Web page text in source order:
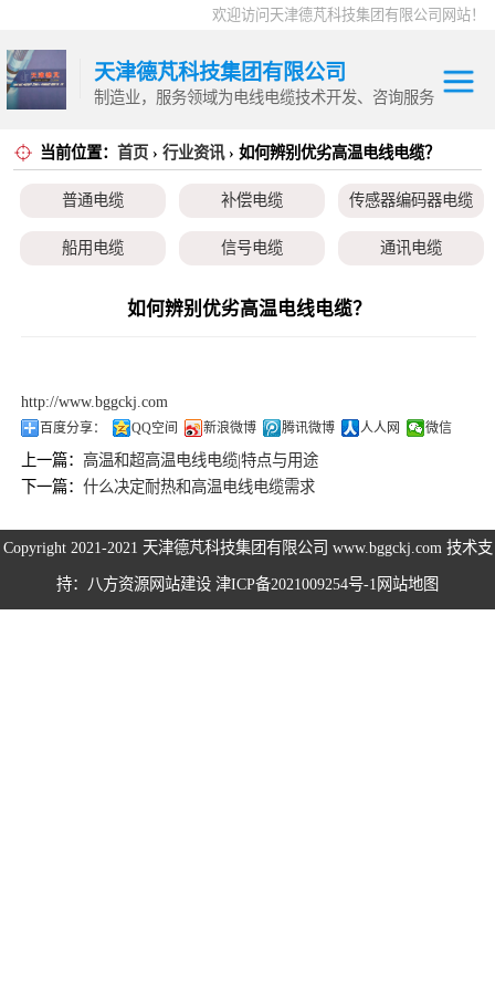
欢迎访问天津德芃科技集团有限公司网站！
天津德芃科技集团有限公司
制造业，服务领域为电线电缆技术开发、咨询服务
当前位置： 首页 › 行业资讯› 如何辨别优劣高温电线电缆？
普通电缆 补偿电缆 传感器编码器电缆
船用电缆 信号电缆 通讯电缆
伺服电机、变频电缆
如何辨别优劣高温电线电缆？
http://www.bggckj.com
百度分享： QQ空间 新浪微博 腾讯微博 人人网 微信
上一篇：高温和超高温电线电缆|特点与用途
下一篇：什么决定耐热和高温电线电缆需求
Copyright 2021-2021 天津德芃科技集团有限公司 www.bggckj.com 技术支
持：八方资源网站建设 津ICP备2021009254号-1 网站地图
普通电缆
补偿电缆
传感器编码器电
通讯电缆
本安电缆
伺服电机、变频
电热电势转换开
电力电缆
控制电缆
高温电缆